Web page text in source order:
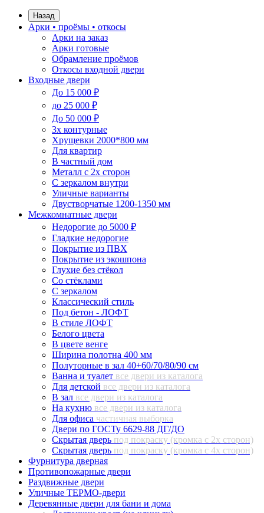
Назад
Арки • проёмы • откосы
Арки на заказ
Арки готовые
Обрамление проёмов
Откосы входной двери
Входные двери
До 15 000 ₽
до 25 000 ₽
До 50 000 ₽
3х контурные
Хрущевки 2000*800 мм
Для квартир
В частный дом
Металл с 2х сторон
С зеркалом внутри
Уличные варианты
Двустворчатые 1200-1350 мм
Межкомнатные двери
Недорогие до 5000 ₽
Гладкие недорогие
Покрытие из ПВХ
Покрытие из экошпона
Глухие без стёкол
Со стёклами
С зеркалом
Классический стиль
Под бетон - ЛОФТ
В стиле ЛОФТ
Белого цвета
В цвете венге
Ширина полотна 400 мм
Полуторные в зал 40+60/70/80/90 см
Ванна и туалет все двери из каталога
Для детской все двери из каталога
В зал все двери из каталога
На кухню все двери из каталога
Для офиса частичная выборка
Двери по ГОСТу 6629-88 ДГ/ДО
Скрытая дверь под покраску (кромка с 2х сторон)
Скрытая дверь под покраску (кромка с 4х сторон)
Фурнитура дверная
Противопожарные двери
Раздвижные двери
Уличные ТЕРМО-двери
Деревянные двери для бани и дома